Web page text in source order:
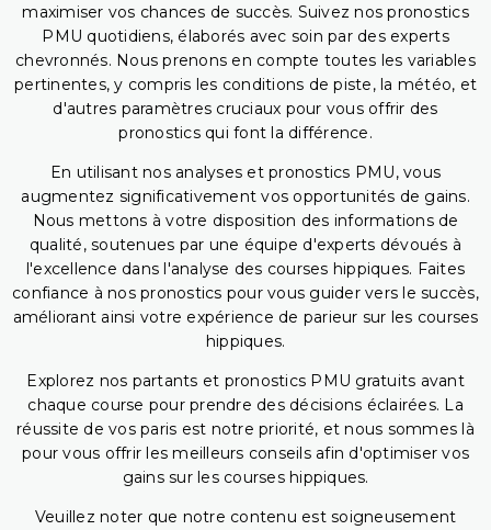
maximiser vos chances de succès. Suivez nos pronostics
PMU quotidiens, élaborés avec soin par des experts
chevronnés. Nous prenons en compte toutes les variables
pertinentes, y compris les conditions de piste, la météo, et
d'autres paramètres cruciaux pour vous offrir des
pronostics qui font la différence.
En utilisant nos analyses et pronostics PMU, vous
augmentez significativement vos opportunités de gains.
Nous mettons à votre disposition des informations de
qualité, soutenues par une équipe d'experts dévoués à
l'excellence dans l'analyse des courses hippiques. Faites
confiance à nos pronostics pour vous guider vers le succès,
améliorant ainsi votre expérience de parieur sur les courses
hippiques.
Explorez nos partants et pronostics PMU gratuits avant
chaque course pour prendre des décisions éclairées. La
réussite de vos paris est notre priorité, et nous sommes là
pour vous offrir les meilleurs conseils afin d'optimiser vos
gains sur les courses hippiques.
Veuillez noter que notre contenu est soigneusement